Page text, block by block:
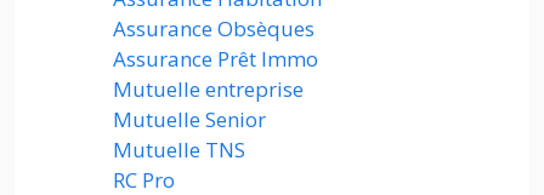
Assurance Obsèques
Assurance Prêt Immo
Mutuelle entreprise
Mutuelle Senior
Mutuelle TNS
RC Pro